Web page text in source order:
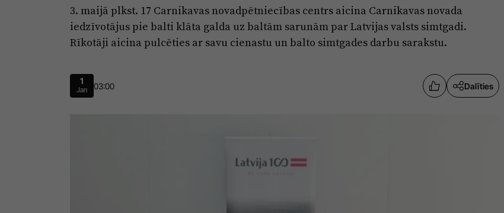
3. maijā plkst. 17 Carnikavas novadpētniecības centrs aicina Carnikavas novada
iedzīvotājus pie balti klāta galda uz baltām sarunām par Latvijas valsts simtgadi.
Rīkotāji aicina pulcēties ar savu cienastu un balto simtgades darbu sarakstu.
1
Jan 03:00 Dalīties